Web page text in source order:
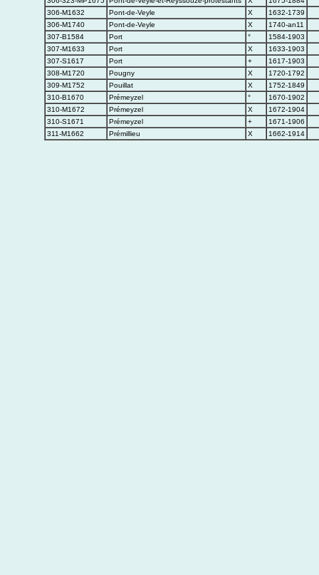
306-M1632
Pont-de-Veyle X
1632-1739
306-M1740
Pont-de-Veyle X
1740-an11
307-B1584
Port °
1584-1903
307-M1633
Port X
1633-1903
307-S1617
Port +
1617-1903
308-M1720
Pougny X
1720-1792
309-M1752
Pouillat X
1752-1849
310-B1670
Prémeyzel °
1670-1902
310-M1672
Prémeyzel X
1672-1904
310-S1671
Prémeyzel +
1671-1906
311-M1662
Prémillieu X 1662-1914